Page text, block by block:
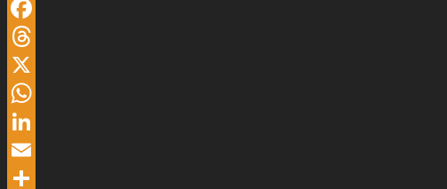
Facebook
Threads
X
WhatsApp
LinkedIn
Email